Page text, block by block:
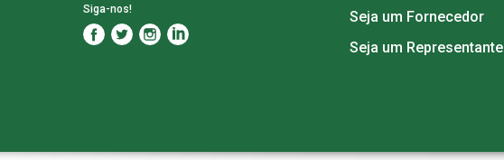
Siga-nos!
Seja um Fornecedor
Seja um Representante